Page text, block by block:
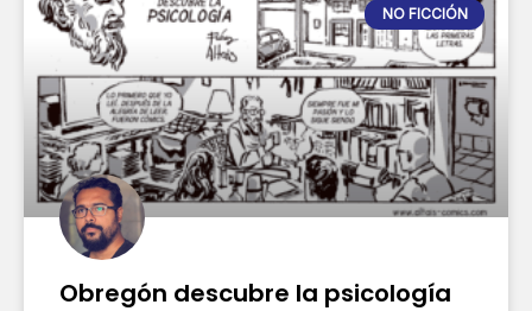
NO FICCIÓN
Obregón descubre la psicología